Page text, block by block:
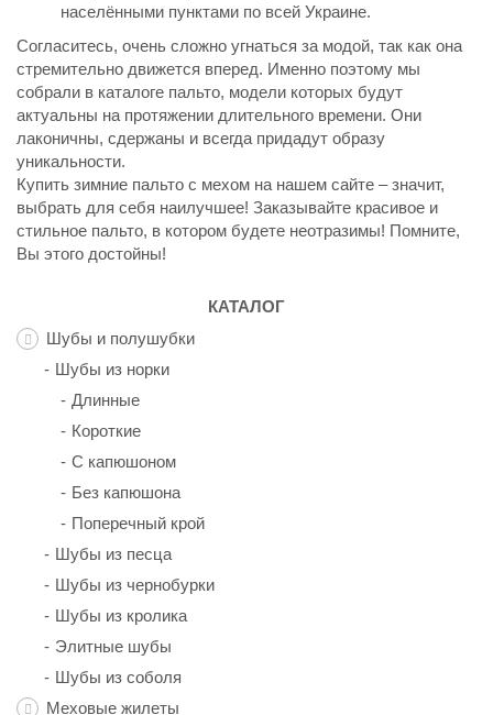
населёнными пунктами по всей Украине.
Согласитесь, очень сложно угнаться за модой, так как она
стремительно движется вперед. Именно поэтому мы
собрали в каталоге пальто, модели которых будут
актуальны на протяжении длительного времени. Они
лаконичны, сдержаны и всегда придадут образу
уникальности.
Купить зимние пальто с мехом на нашем сайте – значит,
выбрать для себя наилучшее! Заказывайте красивое и
стильное пальто, в котором будете неотразимы! Помните,
Вы этого достойны!
КАТАЛОГ
Шубы и полушубки
Шубы из норки
Длинные
Короткие
С капюшоном
Без капюшона
Поперечный крой
Шубы из песца
Шубы из чернобурки
Шубы из кролика
Элитные шубы
Шубы из соболя
Меховые жилеты